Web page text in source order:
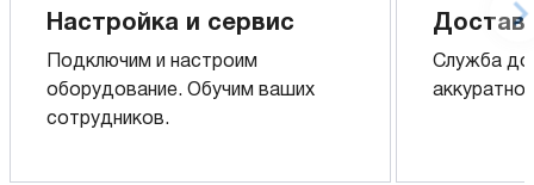
Настройка и сервис
Подключим и настроим
оборудование. Обучим ваших
сотрудников.
Служба
аккуратно